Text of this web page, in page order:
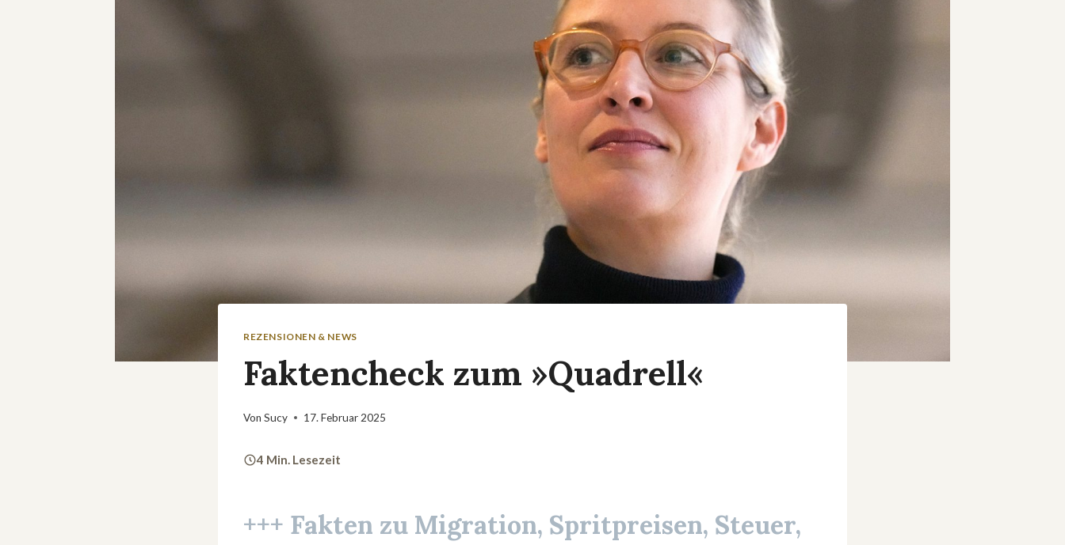
REZENSIONEN & NEWS
Faktencheck zum »Quadrell«
Von Sucy 17. Februar 2025
4 Min. Lesezeit
+++ Fakten zu Migration, Spritpreisen, Steuer,